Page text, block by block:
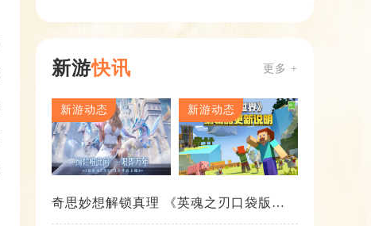
新游快讯 更多 +
新游动态 新游动态
奇思妙想解锁真理 《英魂之刃口袋版》